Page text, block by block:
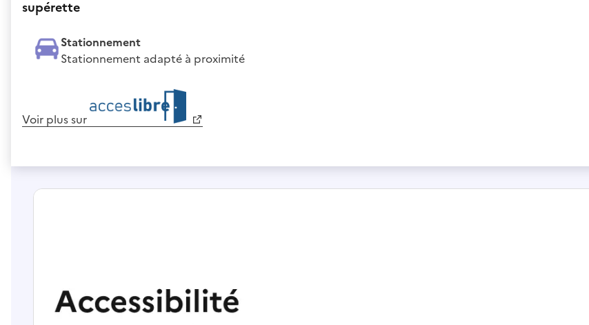
supérette
Stationnement
Stationnement adapté à proximité
Voir plus sur